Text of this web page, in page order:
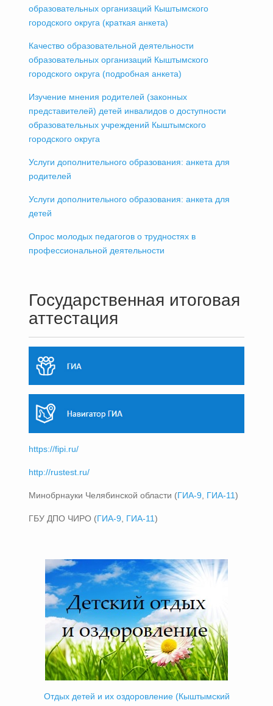
образовательных организаций Кыштымского
городского округа (краткая анкета)
Качество образовательной деятельности
образовательных организаций Кыштымского
городского округа (подробная анкета)
Изучение мнения родителей (законных
представителей) детей инвалидов о доступности
образовательных учреждений Кыштымского
городского округа
Услуги дополнительного образования: анкета для
родителей
Услуги дополнительного образования: анкета для
детей
Опрос молодых педагогов о трудностях в
профессиональной деятельности
Государственная итоговая
аттестация
https://fipi.ru/
http://rustest.ru/
Минобрнауки Челябинской области (ГИА-9 ГИА-11)
ГБУ ДПО ЧИРО (ГИА-9 ГИА-11)
Отдых детей и их оздоровление (Кыштымский